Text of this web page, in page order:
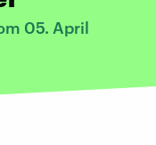
05. April